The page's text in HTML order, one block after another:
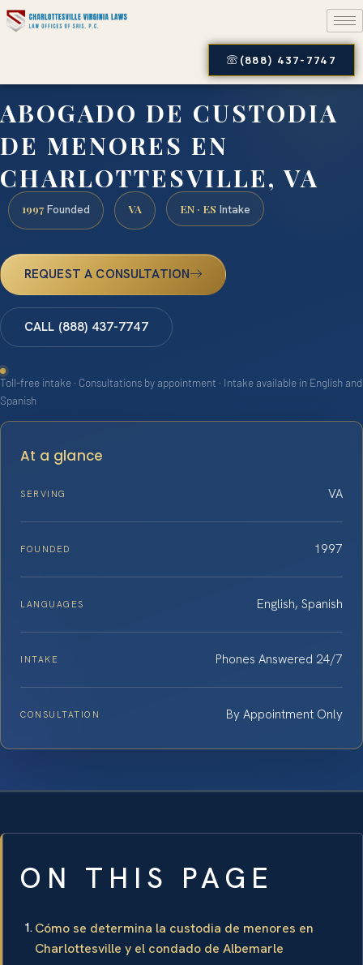
(888) 437-7747
ABOGADO DE CUSTODIA
DE MENORES EN
CHARLOTTESVILLE, VA
1997 Founded VA EN · ES Intake
REQUEST A CONSULTATION
CALL (888) 437-7747
Toll-free intake · Consultations by appointment · Intake available in English and
Spanish
At a glance
SERVING VA
FOUNDED 1997
LANGUAGES English, Spanish
INTAKE Phones Answered 24/7
CONSULTATION By Appointment Only
ON THIS PAGE
Cómo se determina la custodia de menores en
Charlottesville y el condado de Albemarle